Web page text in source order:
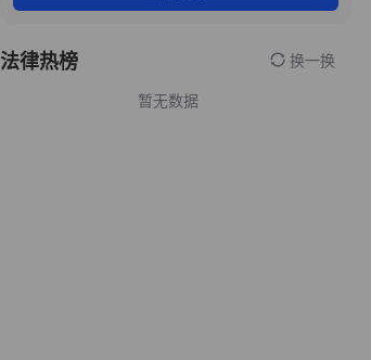
法律热榜 换一换
暂无数据